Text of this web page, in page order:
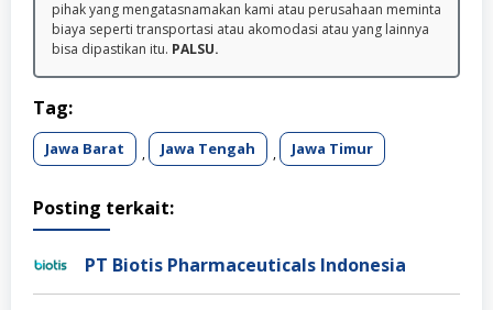
pihak yang mengatasnamakan kami atau perusahaan meminta
biaya seperti transportasi atau akomodasi atau yang lainnya
bisa dipastikan itu. PALSU.
Tag:
Jawa Barat , Jawa Tengah , Jawa Timur
Posting terkait:
PT Biotis Pharmaceuticals Indonesia